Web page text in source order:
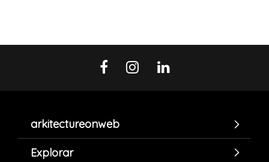
arkitectureonweb
Explorar